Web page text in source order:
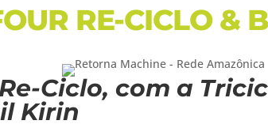
RE-CICLO &
Ciclo, com a
Kirin